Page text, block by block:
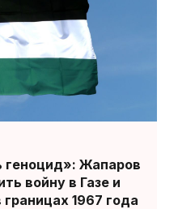
геноцид»: Жапаров
войну в Газе и
1967 года